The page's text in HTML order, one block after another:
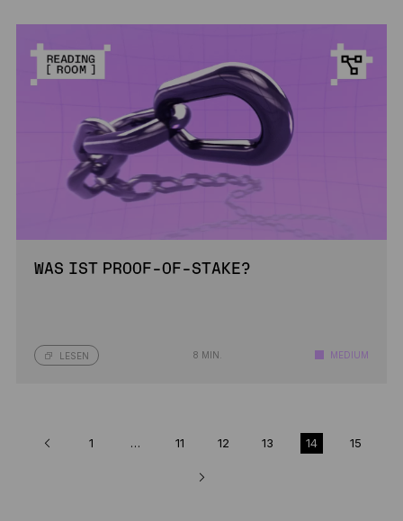
WAS IST PROOF-OF-STAKE?
LESEN 8 MIN. MEDIUM
1 … 11 12 13 14 15